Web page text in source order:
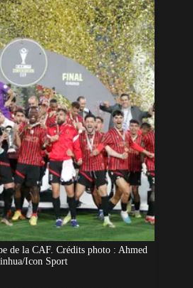
Classement
Paris sportifs
de la CAF. Crédits photo : Ahmed
Icon Sport